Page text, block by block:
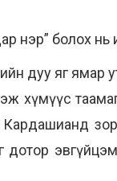
нэр” болох нь
дуу яг ямар
хүмүүс
Кардашианд